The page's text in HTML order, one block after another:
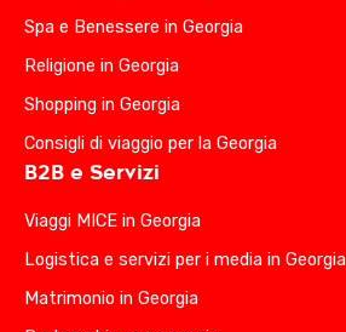
Spa e Benessere in Georgia
Religione in Georgia
Shopping in Georgia
Consigli di viaggio per la Georgia
B2B e Servizi
Viaggi MICE in Georgia
Logistica e servizi per i media in Georgia
Matrimonio in Georgia